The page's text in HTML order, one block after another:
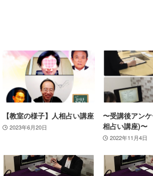
【教室の様子】人相占い講座
2023年6月20日
〜受講後アン
相占い講座)〜
2022年11月4日